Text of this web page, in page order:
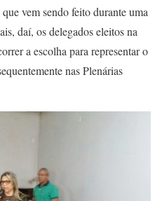
vem sendo feito durante uma
daí, os delegados eleitos na
a escolha para representar o
nas Plenárias